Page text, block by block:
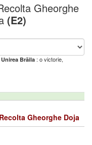
Gheorghe
(E2)
Brăila : o victorie,
Recolta Gheorghe Doja